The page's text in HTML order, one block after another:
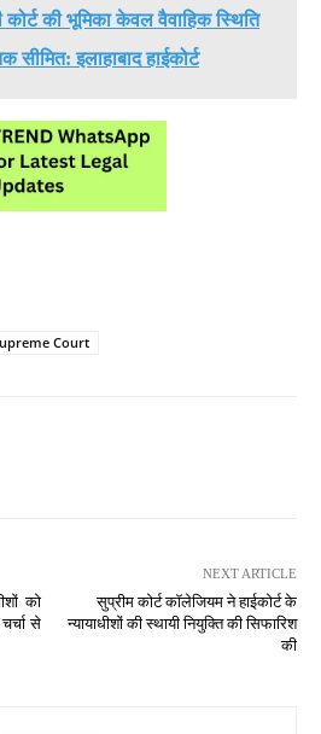
की भूमिका केवल वैवाहिक स्थिति
सीमित: इलाहाबाद हाईकोर्ट
Court
को
से
NEXT ARTICLE
सुप्रीम कोर्ट कॉलेजियम ने हाईकोर्ट के
न्यायाधीशों की स्थायी नियुक्ति की सिफारिश
की